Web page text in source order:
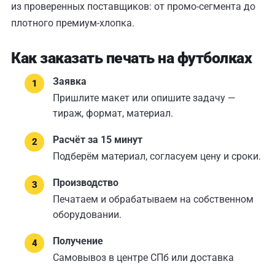
из проверенных поставщиков: от промо-сегмента до
плотного премиум-хлопка.
Как заказать печать на футболках
Заявка
Пришлите макет или опишите задачу —
тираж, формат, материал.
Расчёт за 15 минут
Подберём материал, согласуем цену и сроки.
Производство
Печатаем и обрабатываем на собственном
оборудовании.
Получение
Самовывоз в центре СПб или доставка